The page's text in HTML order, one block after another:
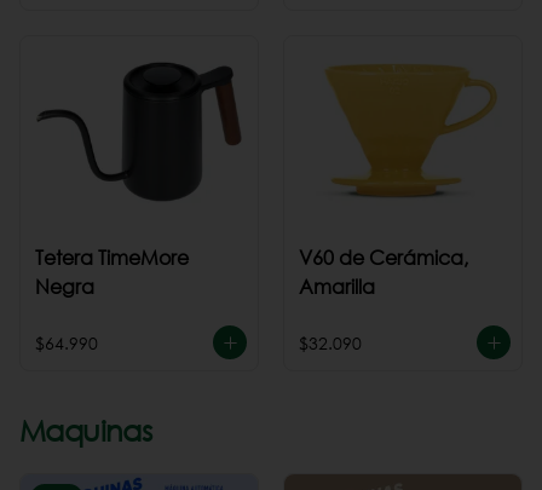
Tetera TimeMore
Negra
$64.990
V60 de Cerámica,
Amarilla
$32.090
Maquinas